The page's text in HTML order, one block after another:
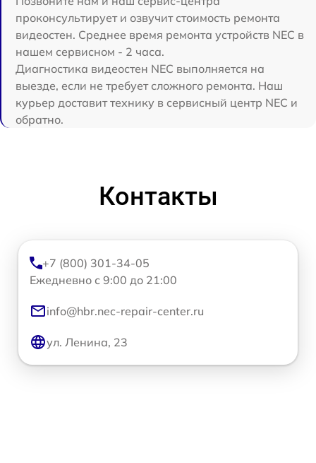
проконсультирует и озвучит стоимость ремонта
видеостен. Среднее время ремонта устройств NEC в
нашем сервисном - 2 часа.
Диагностика видеостен NEC выполняется на
выезде, если не требует сложного ремонта. Наш
курьер доставит технику в сервисный центр NEC и
обратно.
Контакты
+7 (800) 301-34-05
Ежедневно с 9:00 до 21:00
info@hbr.nec-repair-center.ru
ул. Ленина, 23